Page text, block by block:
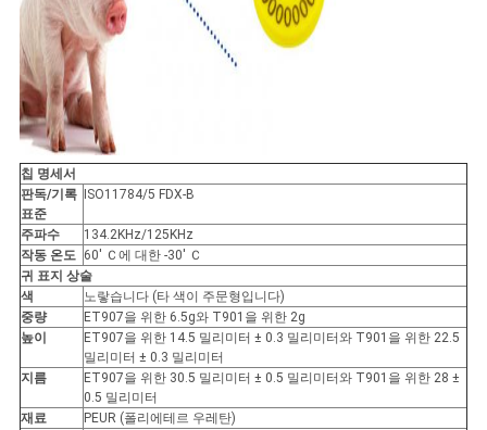
칩 명세서
판독/기록
표준
ISO11784/5 FDX-B
주파수
134.2KHz/125KHz
작동 온도 60' Ｃ에 대한 -30' Ｃ
귀 표지 상술
색
노랗습니다 (타 색이 주문형입니다)
중량
ET907을 위한 6.5g와 T901을 위한 2g
높이
ET907을 위한 14.5 밀리미터 ± 0.3 밀리미터와 T901을 위한 22.5
밀리미터 ± 0.3 밀리미터
지름
ET907을 위한 30.5 밀리미터 ± 0.5 밀리미터와 T901을 위한 28 ±
0.5 밀리미터
재료
PEUR (폴리에테르 우레탄)